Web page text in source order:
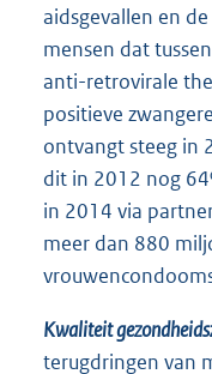
aidsgevallen en
mensen dat
anti-retrovirale
positieve
ontvangt steeg in
dit in 2012 nog
in 2014 via
meer dan 880
Kwaliteit
terugdringen van